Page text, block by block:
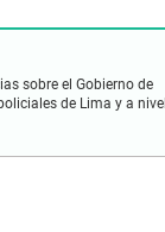
sobre el Gobierno de
de Lima y a nivel